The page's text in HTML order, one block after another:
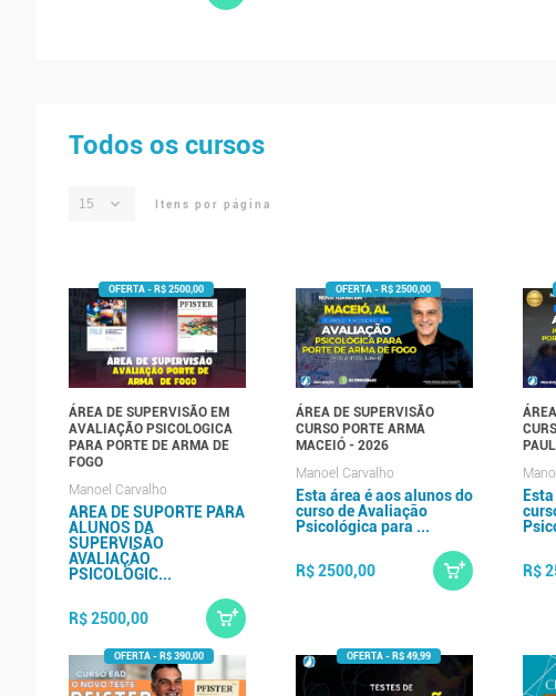
Todos os cursos
Itens por página
ÁREA DE SUPERVISÃO EM
AVALIAÇÃO PSICOLOGICA
PARA PORTE DE ARMA DE
FOGO
Manoel Carvalho
AREA DE SUPORTE PARA
ALUNOS DA
SUPERVISÃO
AVALIAÇÃO
PSICOLÓGIC...
R$ 2500,00
ÁREA DE SUPERVISÃO
CURSO PORTE ARMA
MACEIÓ - 2026
Manoel Carvalho
Esta área é aos alunos do
curso de Avaliação
Psicológica para ...
R$ 2500,00 R$